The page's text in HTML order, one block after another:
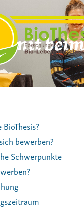
mit
bewerben?
Schwerpunkte